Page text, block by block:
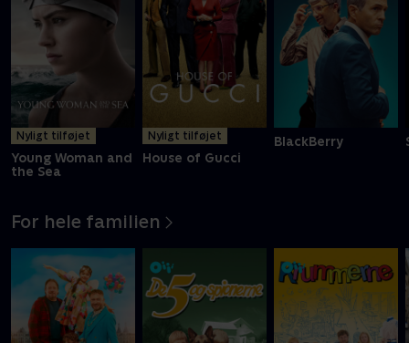
Nyligt tilføjet
Young Woman and
the Sea
Nyligt tilføjet
House of Gucci
BlackBerry
For hele familien